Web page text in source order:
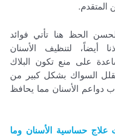
المتقدم.
الحظ هنا تأتي فوائد
أيضاً، لتنظيف الأسنان
على منع تكون البلاك
السواك بشكل كبير من
دواعم الأسنان مما يحافظ
علاج حساسية الأسنان وما